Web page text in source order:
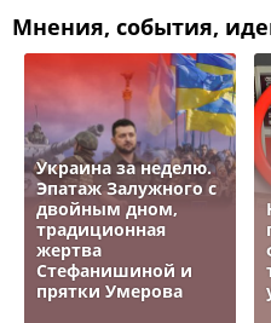
Мнения, события,
Украина за неделю.
Эпатаж Залужного с
двойным дном,
традиционная
жертва
Стефанишиной и
прятки Умерова